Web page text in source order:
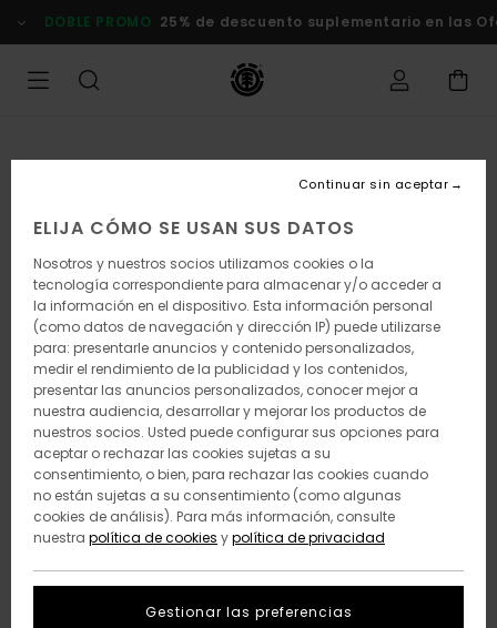
la
DOBLE PROMO 25% de descuento suplementario en las
ELIJA CÓMO SE USAN SUS DATOS
Nosotros y nuestros socios utilizamos cookies o la
tecnología correspondiente para almacenar y/o acceder a
la información en el dispositivo. Esta información personal
(como datos de navegación y dirección IP) puede utilizarse
para: presentarle anuncios y contenido personalizados,
medir el rendimiento de la publicidad y los contenidos,
presentar las anuncios personalizados, conocer mejor a
nuestra audiencia, desarrollar y mejorar los productos de
nuestros socios. Usted puede configurar sus opciones para
aceptar o rechazar las cookies sujetas a su
consentimiento, o bien, para rechazar las cookies cuando
no están sujetas a su consentimiento (como algunas
cookies de análisis). Para más información, consulte
nuestra política de cookies ypolítica de privacidad
Gestionar las preferencias
Continuar sin aceptar